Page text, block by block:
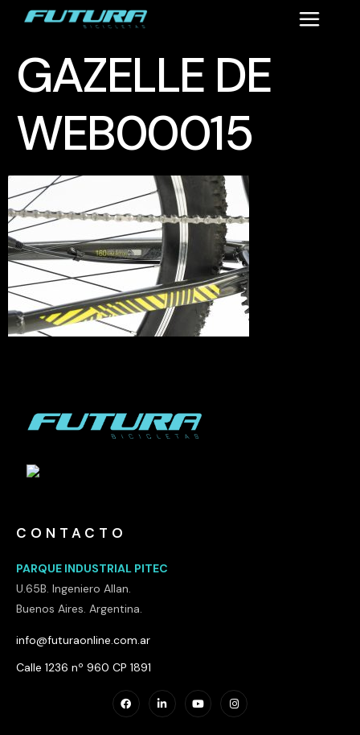
GAZELLE DE
WEB00015
CONTACTO
PARQUE INDUSTRIAL PITEC
U.65B. Ingeniero Allan.
Buenos Aires. Argentina.
info@futuraonline.com.ar
Calle 1236 nº 960 CP 1891